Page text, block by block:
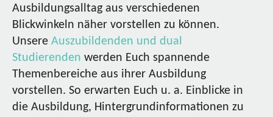
Ausbildungsalltag aus verschiedenen
Blickwinkeln näher vorstellen zu können.
Unsere Auszubildenden und dual
Studierenden werden Euch spannende
Themenbereiche aus ihrer Ausbildung
vorstellen. So erwarten Euch u. a. Einblicke in
die Ausbildung, Hintergrundinformationen zu